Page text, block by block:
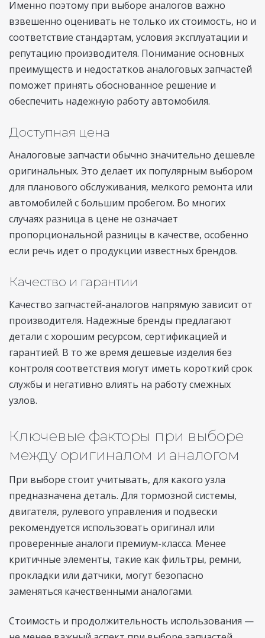
Именно поэтому при выборе аналогов важно
взвешенно оценивать не только их стоимость, но и
соответствие стандартам, условия эксплуатации и
репутацию производителя. Понимание основных
преимуществ и недостатков аналоговых запчастей
поможет принять обоснованное решение и
обеспечить надежную работу автомобиля.
Доступная цена
Аналоговые запчасти обычно значительно дешевле
оригинальных. Это делает их популярным выбором
для планового обслуживания, мелкого ремонта или
автомобилей с большим пробегом. Во многих
случаях разница в цене не означает
пропорциональной разницы в качестве, особенно
если речь идет о продукции известных брендов.
Качество и гарантии
Качество запчастей-аналогов напрямую зависит от
производителя. Надежные бренды предлагают
детали с хорошим ресурсом, сертификацией и
гарантией. В то же время дешевые изделия без
контроля соответствия могут иметь короткий срок
службы и негативно влиять на работу смежных
узлов.
Ключевые факторы при выборе
между оригиналом и аналогом
При выборе стоит учитывать, для какого узла
предназначена деталь. Для тормозной системы,
двигателя, рулевого управления и подвески
рекомендуется использовать оригинал или
проверенные аналоги премиум-класса. Менее
критичные элементы, такие как фильтры, ремни,
прокладки или датчики, могут безопасно
заменяться качественными аналогами.
Стоимость и продолжительность использования —